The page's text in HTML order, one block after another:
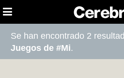
Se han encontrado 2
Juegos de #Mi.